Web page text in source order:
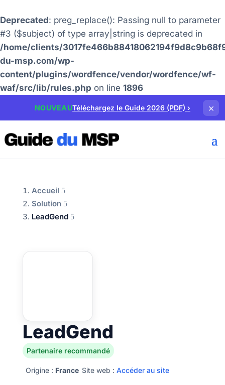
Deprecated: preg_replace(): Passing null to parameter
#3 ($subject) of type array|string is deprecated in
/home/clients/
du-msp.com/wp-
content/plugins/wordfence/vendor/wordfence/wf-
waf/src/lib/rules.php on line 1896
NOUVEAUTéléchargez le Guide 2026 (PDF)› ×
Accueil
Solution
LeadGend
LeadGend
Partenaire recommandé
Origine : France Site web : Accéder au site